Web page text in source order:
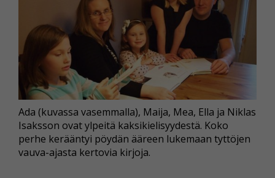
Ada (kuvassa vasemmalla), Maija, Mea, Ella ja Niklas
Isaksson ovat ylpeitä kaksikielisyydestä. Koko
perhe kerääntyi pöydän ääreen lukemaan tyttöjen
vauva-ajasta kertovia kirjoja.